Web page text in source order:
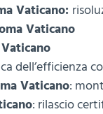
Vaticano:
Vaticano
dell’efficienza
Vaticano:
: rilascio